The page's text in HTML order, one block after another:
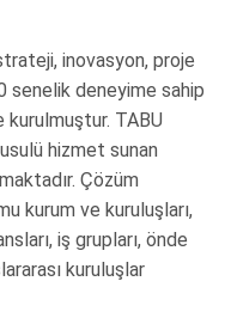
inovasyon, proje
senelik deneyime sahip
kurulmuştur. TABU
hizmet sunan
Çözüm
kurum ve kuruluşları,
iş grupları, önde
kuruluşlar